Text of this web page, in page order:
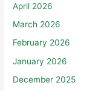
April 2026
March 2026
February 2026
January 2026
December 2025